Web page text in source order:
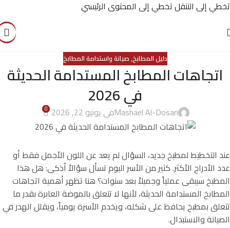
تخطي إلى التنقلتخطي إلى المحتوى الرئيسي
دليل المطابخ,صيانة واستدامة المطابخ
اتجاهات المطابخ المستدامة الحديثة
في 2026
Mashael Al-Dosariفي يونيو 22, 2026 0
عند التخطيط لمطبخ جديد، السؤال لم يعد عن اللون الأجمل فقط أو
عدد الأدراج الأكثر. كثير من الأسر اليوم تسأل سؤالاً أذكى: هل هذا
المطبخ سيبقى عملياً وجميلاً بعد سنوات؟ هنا تظهر أهمية اتجاهات
المطابخ المستدامة الحديثة، لأنها لا تتعلق بالموضة العابرة بقدر ما
تتعلق بمطبخ يحافظ على شكله، ويخدم الأسرة يومياً، ويقلل الهدر في
الصيانة والاستبدال.